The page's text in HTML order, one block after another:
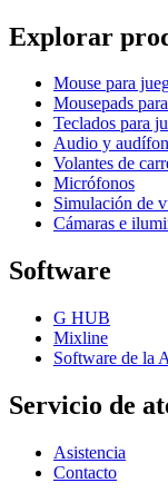
Explorar
Mouse para
Mousepads
Teclados para
Audio y
Volantes de
Micrófonos
Simulación de
Cámaras e
Software
G HUB
Mixline
Software de la
Servicio de
Asistencia
Contacto